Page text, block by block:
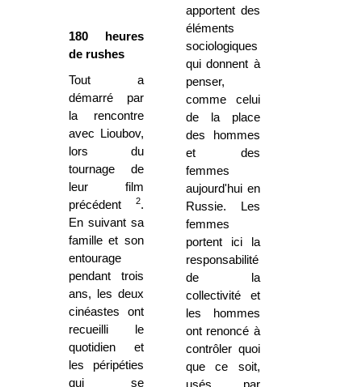
180 heures
de rushes
Tout a
démarré par
la rencontre
avec Lioubov,
lors du
tournage de
leur film
précédent
2.
En suivant sa
famille et son
entourage
pendant trois
ans, les deux
cinéastes ont
recueilli le
quotidien et
les péripéties
qui se
apportent des
éléments
sociologiques
qui donnent à
penser,
comme celui
de la place
des hommes
et des
femmes
aujourd'hui en
Russie. Les
femmes
portent ici la
responsabilité
de la
collectivité et
les hommes
ont renoncé à
contrôler quoi
que ce soit,
usés par